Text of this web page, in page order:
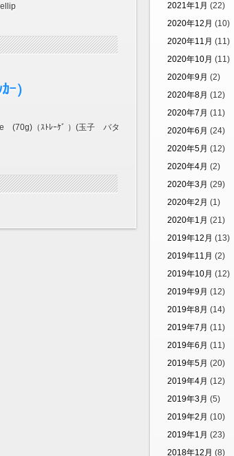
）
(70g)（ｽﾄﾚｰｹﾞ ）(玉子 バタ
2021年1月 (22)
2020年12月 (10)
2020年11月 (11)
2020年10月 (11)
2020年9月 (2)
2020年8月 (12)
2020年7月 (11)
2020年6月 (24)
2020年5月 (12)
2020年4月 (2)
2020年3月 (29)
2020年2月 (1)
2020年1月 (21)
2019年12月 (13)
2019年11月 (2)
2019年10月 (12)
2019年9月 (12)
2019年8月 (14)
2019年7月 (11)
2019年6月 (11)
2019年5月 (20)
2019年4月 (12)
2019年3月 (5)
2019年2月 (10)
2019年1月 (23)
2018年12月 (8)